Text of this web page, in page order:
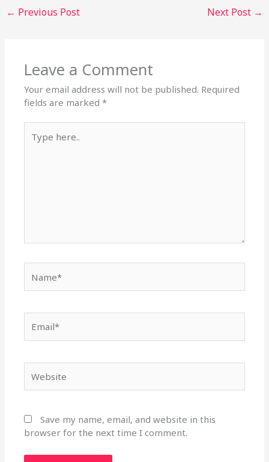
← Previous Post Next Post →
Leave a Comment
Your email address will not be published. Required
fields are marked*
here..
Save my name, email, and website in this
browser for the next time I comment.